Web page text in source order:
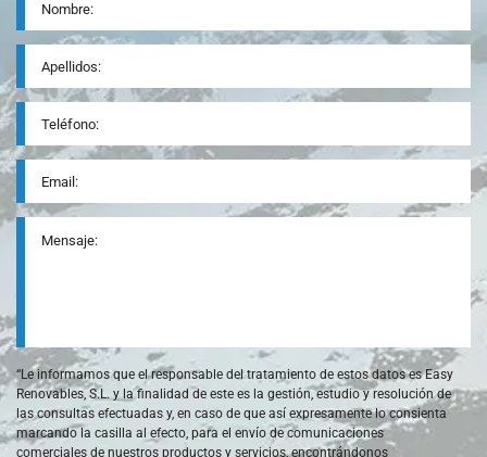
Apellidos
Teléfono *
Email *
Mensaje *
“Le informamos que el responsable del tratamiento de estos datos es Easy
Renovables, S.L. y la finalidad de este es la gestión, estudio y resolución de
las consultas efectuadas y, en caso de que así expresamente lo consienta
marcando la casilla al efecto, para el envío de comunicaciones
comerciales de nuestros productos y servicios, encontrándonos